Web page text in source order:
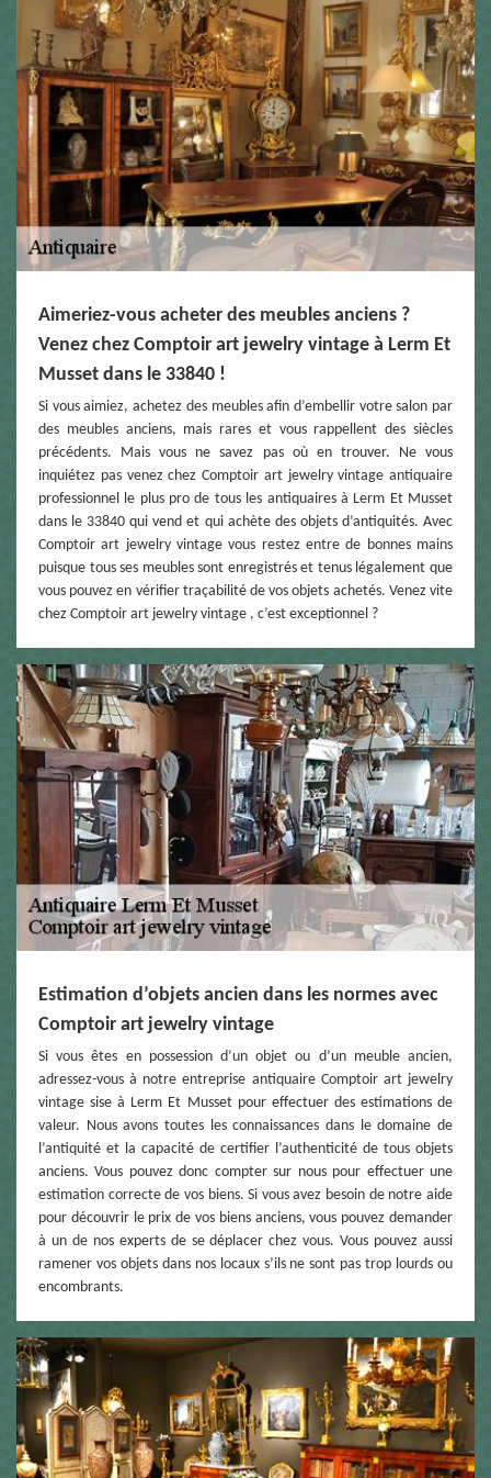
Aimeriez-vous acheter des meubles anciens ?
Venez chez Comptoir art jewelry vintage à Lerm Et
Musset dans le 33840 !
Si vous aimiez, achetez des meubles afin d’embellir votre salon par
des meubles anciens, mais rares et vous rappellent des siècles
précédents. Mais vous ne savez pas où en trouver. Ne vous
inquiétez pas venez chez Comptoir art jewelry vintage antiquaire
professionnel le plus pro de tous les antiquaires à Lerm Et Musset
dans le 33840 qui vend et qui achète des objets d’antiquités. Avec
Comptoir art jewelry vintage vous restez entre de bonnes mains
puisque tous ses meubles sont enregistrés et tenus légalement que
vous pouvez en vérifier traçabilité de vos objets achetés. Venez vite
chez Comptoir art jewelry vintage , c’est exceptionnel ?
Estimation d’objets ancien dans les normes avec
Comptoir art jewelry vintage
Si vous êtes en possession d’un objet ou d’un meuble ancien,
adressez-vous à notre entreprise antiquaire Comptoir art jewelry
vintage sise à Lerm Et Musset pour effectuer des estimations de
valeur. Nous avons toutes les connaissances dans le domaine de
l’antiquité et la capacité de certifier l’authenticité de tous objets
anciens. Vous pouvez donc compter sur nous pour effectuer une
estimation correcte de vos biens. Si vous avez besoin de notre aide
pour découvrir le prix de vos biens anciens, vous pouvez demander
à un de nos experts de se déplacer chez vous. Vous pouvez aussi
ramener vos objets dans nos locaux s’ils ne sont pas trop lourds ou
encombrants.